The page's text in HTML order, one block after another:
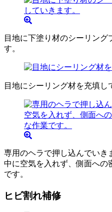
目地に下塗り材のシーリング
す。
目地にシーリング材を充填し
専用のヘラで押し込んでいき
中に空気を入れず、側面への
です。
ヒビ割れ補修